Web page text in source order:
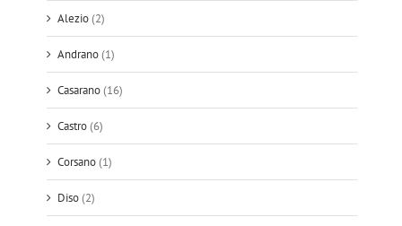
Alezio(2)
Andrano(1)
Casarano(16)
Castro(6)
Corsano(1)
Diso(2)